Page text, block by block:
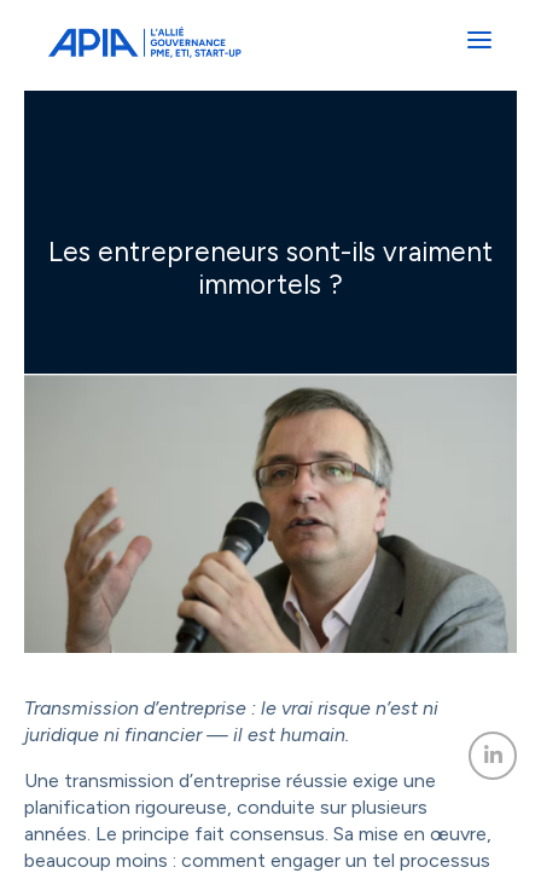
Professionnels
Indépendants
Les entrepreneurs sont-ils vraiment
immortels ?
Transmission d’entreprise : le vrai risque n’est ni
juridique ni financier — il est humain.
Une transmission d’entreprise réussie exige une
planification rigoureuse, conduite sur plusieurs
années. Le principe fait consensus. Sa mise en œuvre,
beaucoup moins : comment engager un tel processus